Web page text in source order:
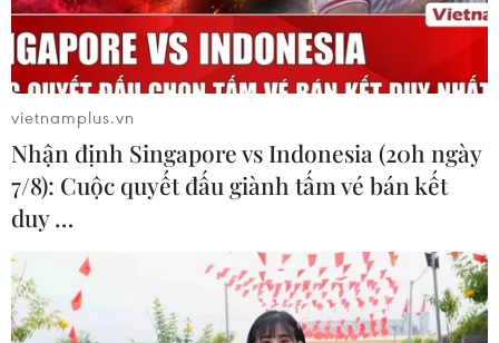
vietnamplus.vn
Nhận định Singapore vs Indonesia (20h ngày
7/8): Cuộc quyết đấu giành tấm vé bán kết
duy …